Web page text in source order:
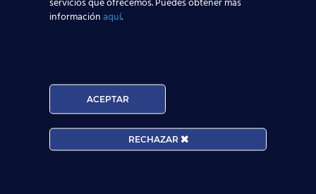
Empleo TCP: Eurowings
informaciónaquí.
ACEPTAR
RECHAZAR